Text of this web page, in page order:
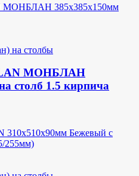
на столбы
МОНБЛАН
столб 1.5 кирпича